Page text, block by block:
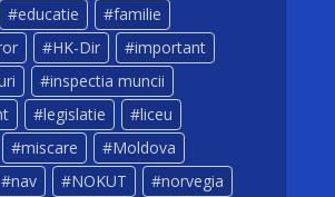
educatie
familie
HK-Dir
important
inspectia muncii
legislatie
liceu
miscare
Moldova
nav NOKUT
norvegia